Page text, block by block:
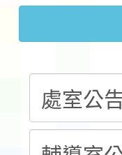
告(
賽實
本市
程安
「桃
展演
社團